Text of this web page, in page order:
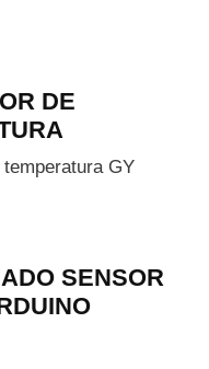
en la parte superior
DE
en los archivos